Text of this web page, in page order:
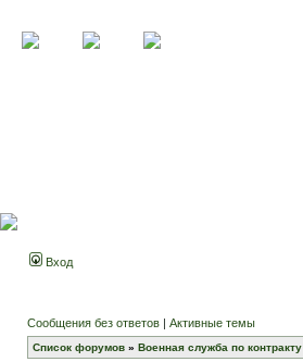
Вход
Сообщения без ответов | Активные темы
Список форумов » Военная служба по контракту